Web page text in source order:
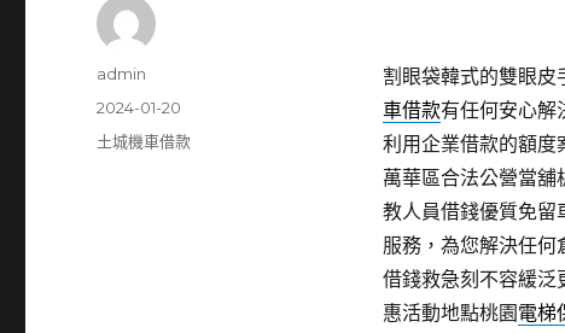
割眼袋韓式的雙眼皮
車借款有任何安心解
利用企業借款的額度
萬華區合法公營當
教人員借錢優質免留
服務，為您解決任何
借錢救急刻不容緩泛
惠活動地點桃園電梯
作
admin
發
佈
2024-01-20
分
土城機車借款